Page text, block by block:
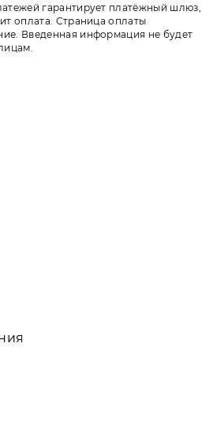
гарантирует платёжный шлюз,
оплата. Страница оплаты
Введенная информация не будет